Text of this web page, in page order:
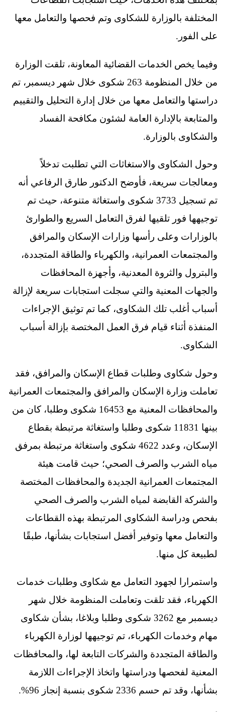
المختلفة بالوزارة للشكاوى وتم فحصها والتعامل معها
على الفور.
وفيما يخص الخدمات القضائية المعاونة، تلقت الوزارة
من خلال المنظومة 263 شكوى خلال شهر ديسمبر، تم
دراستها والتعامل معها من خلال إدارة التحليل والتقييم
والمتابعة بالإدارة العامة لشئون مكافحة الفساد
والشكاوى بالوزارة.
وحول الشكاوى والاستغاثات التي تطلبت تدخلاً
ومعالجات سريعة، فأوضح الدكتور طارق الرفاعي أنه
تم تسجيل 3733 شكوى واستغاثة متنوعة، حيث تم
توجيهها فور تلقيها لفرق التعامل السريع والطوارئ
بالوزارات وعلى رأسها وزارات الإسكان والمرافق
والمجتمعات العمرانية، والكهرباء والطاقة المتجددة،
والبترول والثروة المعدنية، وأجهزة المحافظات
والجهات المعنية والتي سجلت استجابات سريعة لإزالة
أسباب أغلب تلك الشكاوى، كما تم توثيق الإجراءات
المنفذة أثناء قيام فرق العمل المختصة بإزالة أسباب
الشكاوى.
وحول شكاوى وطلبات قطاع الإسكان والمرافق، فقد
تعاملت وزارة الإسكان والمرافق والمجتمعات العمرانية
والمحافظات المعنية مع 16453 شكوى وطلبا، كان من
بينها 11831 شكوى وطلبا واستغاثة مرتبطة بقطاع
الإسكان، وعدد 4622 شكوى واستغاثة مرتبطة بمرفق
مياه الشرب والصرف الصحي؛ حيث قامت هيئة
المجتمعات العمرانية الجديدة والمحافظات المختصة
والشركة القابضة لمياه الشرب والصرف الصحي
بفحص ودراسة الشكاوى المرتبطة بهذه القطاعات
والتعامل معها وتوفير أفضل استجابات بشأنها، طبقًا
لطبيعة كل منها.
واستمرارا لجهود التعامل مع شكاوى وطلبات خدمات
الكهرباء، فقد تلقت وتعاملت المنظومة خلال شهر
ديسمبر مع 3262 شكوى وطلبا وبلاغا، بشأن شكاوى
مهام وخدمات الكهرباء، تم توجيهها لوزارة الكهرباء
والطاقة المتجددة والشركات التابعة لها، والمحافظات
المعنية لفحصها ودراستها واتخاذ الإجراءات اللازمة
بشأنها، وقد تم حسم 2336 شكوى بنسبة إنجاز 96%.